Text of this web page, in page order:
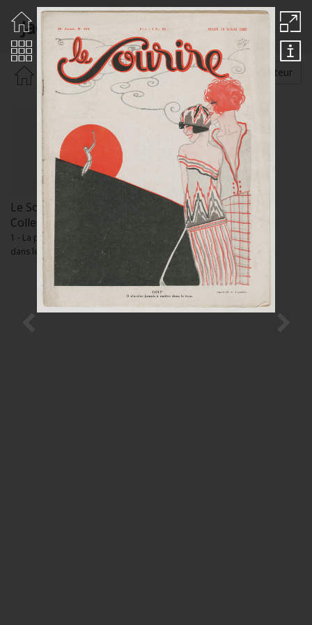
Jaquelux
Rechercher par : Auteur
Le Sourire n°428 /
Collection particulière
1 - La photographie de presse
dans les années 1930